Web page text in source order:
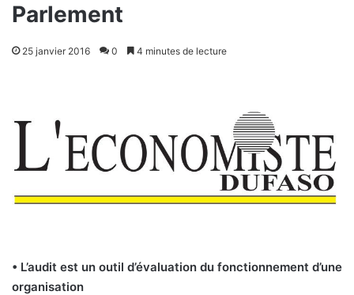
Parlement
25 janvier 2016 0 4 minutes de lecture
• L’audit est un outil d’évaluation du fonctionnement d’une
organisation